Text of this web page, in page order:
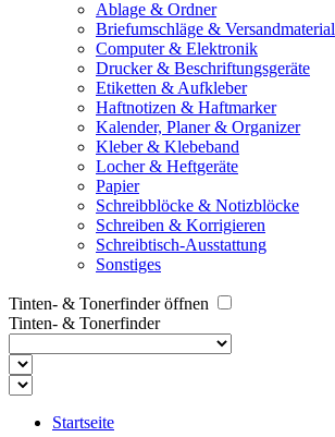
Ablage & Ordner
Briefumschläge & Versandmaterial
Computer & Elektronik
Drucker & Beschriftungsgeräte
Etiketten & Aufkleber
Haftnotizen & Haftmarker
Kalender, Planer & Organizer
Kleber & Klebeband
Locher & Heftgeräte
Papier
Schreibblöcke & Notizblöcke
Schreiben & Korrigieren
Schreibtisch-Ausstattung
Sonstiges
Tinten- & Tonerfinder öffnen
Tinten- & Tonerfinder
Startseite